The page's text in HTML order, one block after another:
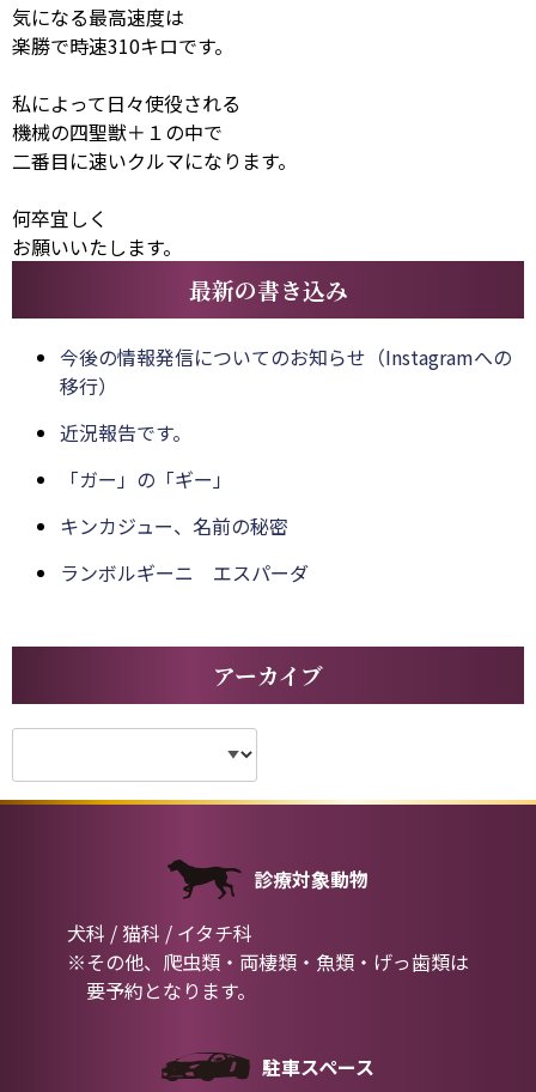
気になる最高速度は
楽勝で時速310キロです。
私によって日々使役される
機械の四聖獣＋１の中で
二番目に速いクルマになります。
何卒宜しく
お願いいたします。
最新の書き込み
今後の情報発信についてのお知らせ（Instagramへの
移行）
近況報告です。
「ガー」の「ギー」
キンカジュー、名前の秘密
ランボルギーニ エスパーダ
アーカイブ
診療対象動物
犬科 / 猫科 / イタチ科
※その他、爬虫類・両棲類・魚類・げっ歯類は
要予約となります。
駐車スペース